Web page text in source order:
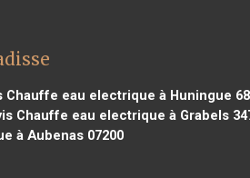
eau electrique à Huningue
Chauffe eau electrique à Grabels
à Aubenas 07200